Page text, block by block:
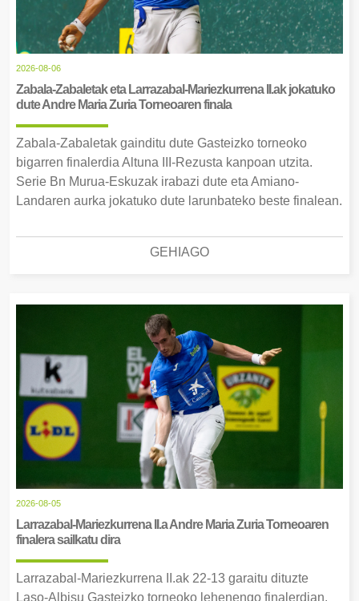
2026-08-06
Zabala-Zabaletak eta Larrazabal-Mariezkurrena II.ak jokatuko
dute Andre Maria Zuria Torneoaren finala
Zabala-Zabaletak gainditu dute Gasteizko torneoko
bigarren finalerdia Altuna III-Rezusta kanpoan utzita.
Serie Bn Murua-Eskuzak irabazi dute eta Amiano-
Landaren aurka jokatuko dute larunbateko beste finalean.
GEHIAGO
2026-08-05
Larrazabal-Mariezkurrena II.a Andre Maria Zuria Torneoaren
finalera sailkatu dira
Larrazabal-Mariezkurrena II.ak 22-13 garaitu dituzte
Laso-Albisu Gasteizko torneoko lehenengo finalerdian.